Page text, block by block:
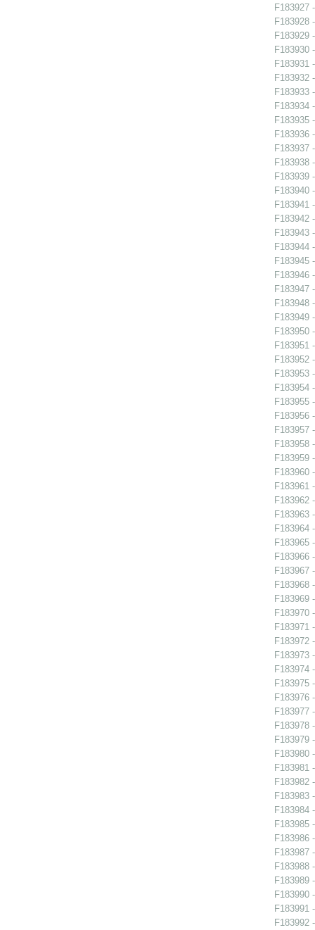
F183927
F183928
F183929
F183930
F183931
F183932
F183933
F183934
F183935
F183936
F183937
F183938
F183939
F183940
F183941
F183942
F183943
F183944
F183945
F183946
F183947
F183948
F183949
F183950
F183951
F183952
F183953
F183954
F183955
F183956
F183957
F183958
F183959
F183960
F183961
F183962
F183963
F183964
F183965
F183966
F183967
F183968
F183969
F183970
F183971
F183972
F183973
F183974
F183975
F183976
F183977
F183978
F183979
F183980
F183981
F183982
F183983
F183984
F183985
F183986
F183987
F183988
F183989
F183990
F183991
F183992